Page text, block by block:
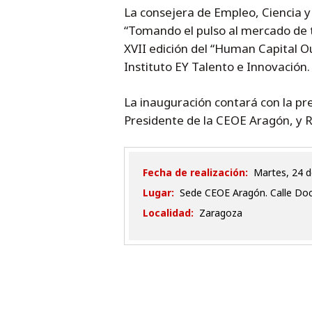
La consejera de Empleo, Ciencia
“Tomando el pulso al mercado
XVII edición del “Human Capital
Instituto EY Talento e Innovación.
La inauguración contará con la
Presidente de la CEOE Aragón, y
Fecha de realización:
martes, 24
Lugar: Sede CEOE Aragón. Calle
Localidad: Zaragoza